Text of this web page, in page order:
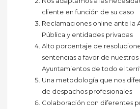
cliente en función de su caso
Reclamaciones online ante la
Pública y entidades privadas
Alto porcentaje de
sentencias a favor de
Ayuntamientos de todo el
Una metodología que nos
de despachos profesionales
Colaboración con diferentes